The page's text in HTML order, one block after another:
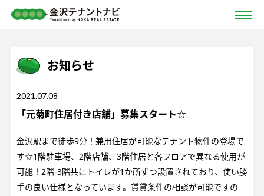
お知らせ
2021.07.08
「元菊町住居付き店舗」募集スタート☆
金沢駅まで徒歩9分！兼用住居が可能なテナント物件の登場で
す☆1階駐車場、2階店舗、3階住居と各フロアで異なる使用が
可能！2階-3階共にトイレが1か所ずつ設置されており、使い勝
手の良い仕様となっています。賃貸条件の相談が可能ですの